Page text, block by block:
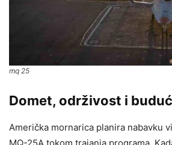
mq 25
Domet, održivost i
Američka mornarica planira nabavku